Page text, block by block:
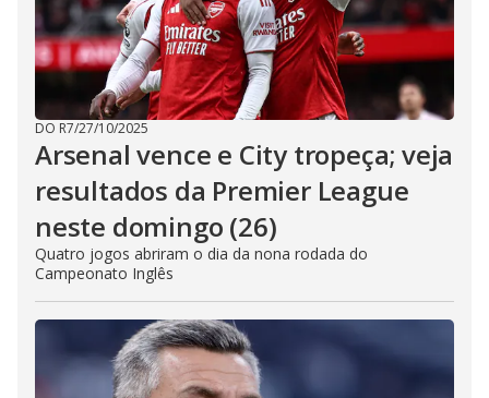
DO R7/27/10/2025
Arsenal vence e City tropeça; veja
resultados da Premier League
neste domingo (26)
Quatro jogos abriram o dia da nona rodada do
Campeonato Inglês